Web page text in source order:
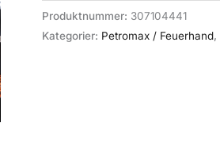
2
handtak
Produktnummer: 307104441
Kategorier: Petromax / Feuerhand,